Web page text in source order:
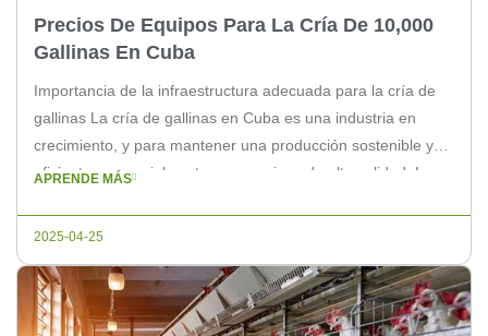
Precios De Equipos Para La Cría De 10,000
Gallinas En Cuba
Importancia de la infraestructura adecuada para la cría de
gallinas La cría de gallinas en Cuba es una industria en
crecimiento, y para mantener una producción sostenible y
eficiente, es crucial contar con equipos de alta calidad. La
APRENDE MÁS
2025-04-25